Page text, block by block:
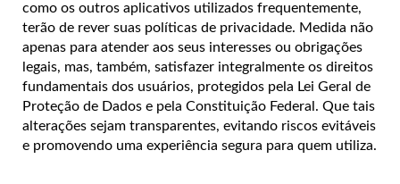
como os outros aplicativos utilizados frequentemente,
terão de rever suas políticas de privacidade. Medida não
apenas para atender aos seus interesses ou obrigações
legais, mas, também, satisfazer integralmente os direitos
fundamentais dos usuários, protegidos pela Lei Geral de
Proteção de Dados e pela Constituição Federal. Que tais
alterações sejam transparentes, evitando riscos evitáveis
e promovendo uma experiência segura para quem utiliza.